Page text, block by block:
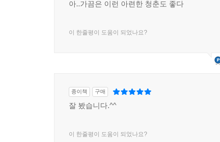
아..가끔은 이런 아련한 청춘도 좋다
이 한줄평이 도움이 되었나요?
종이책 구매
잘 봤습니다.^^
이 한줄평이 도움이 되었나요?